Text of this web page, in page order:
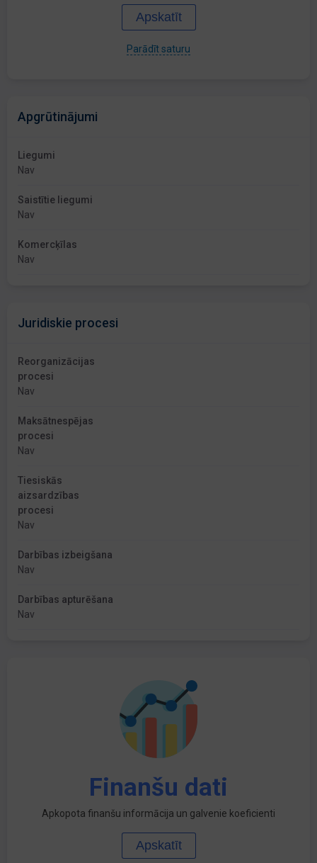
Apskatīt
Parādīt saturu
Apgrūtinājumi
Liegumi
Nav
Saistītie liegumi
Nav
Komercķīlas
Nav
Juridiskie procesi
Reorganizācijas
procesi
Nav
Maksātnespējas
procesi
Nav
Tiesiskās
aizsardzības
procesi
Nav
Darbības izbeigšana
Nav
Darbības apturēšana
Nav
Finanšu dati
Apkopota finanšu informācija un galvenie koeficienti
Apskatīt